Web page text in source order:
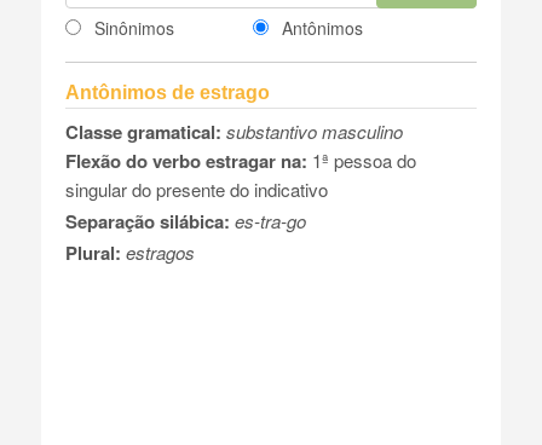
Sinônimos Antônimos
Antônimos de estrago
Classe gramatical: substantivo masculino
Flexão do verbo estragar na: 1ª pessoa do
singular do presente do indicativo
Separação silábica: es-tra-go
Plural: estragos